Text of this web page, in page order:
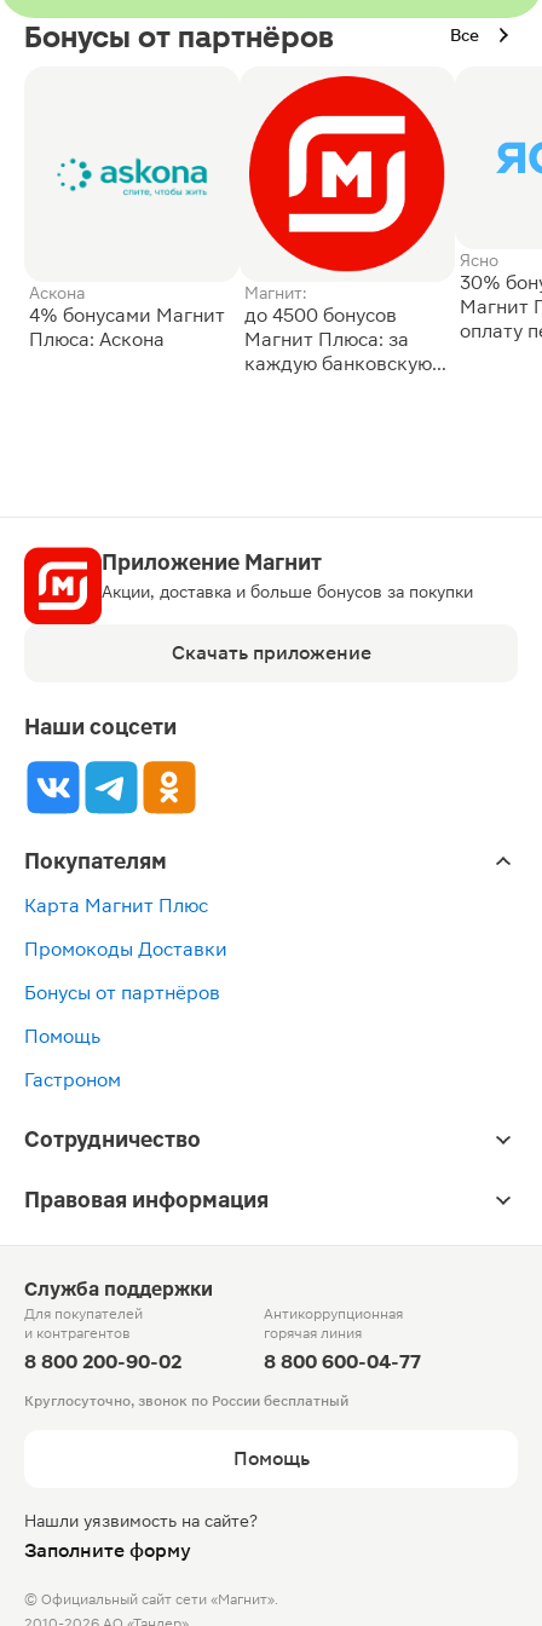
Бонусы от партнёров Все
Аскона
4% бонусами Магнит
Плюса: Аскона
Магнит:
до 4500 бонусов
Магнит Плюса: за
каждую банковскую
Ясно
30%
Магнит
оплату
Приложение Магнит
Акции, доставка и больше бонусов за покупки
Скачать приложение
Наши соцсети
Покупателям
Карта Магнит Плюс
Промокоды Доставки
Бонусы от партнёров
Помощь
Гастроном
Сотрудничество
Правовая информация
Служба поддержки
Для покупателей
и контрагентов
8 800 200-90-02
Антикоррупционная
горячая линия
8 800 600-04-77
Круглосуточно, звонок по России бесплатный
Помощь
Нашли уязвимость на сайте?
Заполните форму
© Официальный сайт сети «Магнит».